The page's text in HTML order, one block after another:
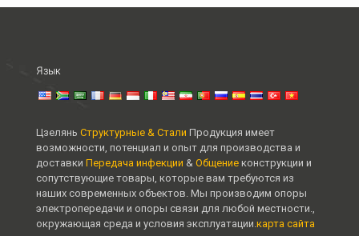
Язык
Цзелянь Структурные & Стали Продукция имеет
возможности, потенциал и опыт для производства и
доставки Передача инфекции & Общение конструкции и
сопутствующие товары, которые вам требуются из
наших современных объектов. Мы производим опоры
электропередачи и опоры связи для любой местности.,
окружающая среда и условия эксплуатации.карта сайта